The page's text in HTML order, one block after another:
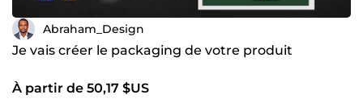
Abraham_Design
Je vais créer le packaging de votre produit
À partir de 50,17 $US